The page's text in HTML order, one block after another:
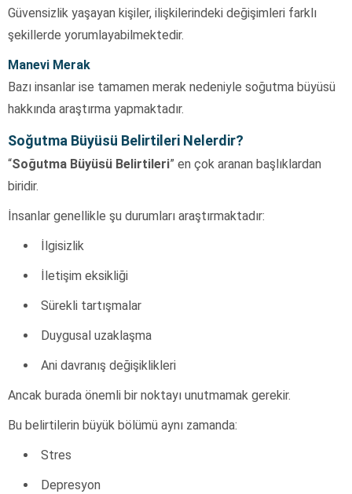
Güvensizlik yaşayan kişiler, ilişkilerindeki değişimleri farklı
şekillerde yorumlayabilmektedir.
Manevi Merak
Bazı insanlar ise tamamen merak nedeniyle soğutma büyüsü
hakkında araştırma yapmaktadır.
Soğutma Büyüsü Belirtileri Nelerdir?
“Soğutma Büyüsü Belirtileri” en çok aranan başlıklardan
biridir.
İnsanlar genellikle şu durumları araştırmaktadır:
İlgisizlik
İletişim eksikliği
Sürekli tartışmalar
Duygusal uzaklaşma
Ani davranış değişiklikleri
Ancak burada önemli bir noktayı unutmamak gerekir.
Bu belirtilerin büyük bölümü aynı zamanda:
Stres
Depresyon